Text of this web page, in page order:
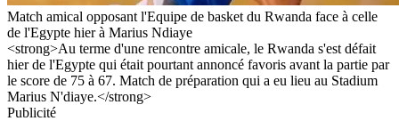
Match amical opposant l'Equipe de basket du Rwanda face à celle
de l'Egypte hier à Marius Ndiaye
<strong>Au terme d'une rencontre amicale, le Rwanda s'est défait
hier de l'Egypte qui était pourtant annoncé favoris avant la partie par
le score de 75 à 67. Match de préparation qui a eu lieu au Stadium
Marius N'diaye.</strong>
Publicité